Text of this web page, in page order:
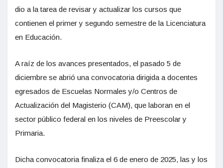
dio a la tarea de revisar y actualizar los cursos que
contienen el primer y segundo semestre de la Licenciatura
en Educación.
A raíz de los avances presentados, el pasado 5 de
diciembre se abrió una convocatoria dirigida a docentes
egresados de Escuelas Normales y/o Centros de
Actualización del Magisterio (CAM), que laboran en el
sector público federal en los niveles de Preescolar y
Primaria.
Dicha convocatoria finaliza el 6 de enero de 2025, las y los